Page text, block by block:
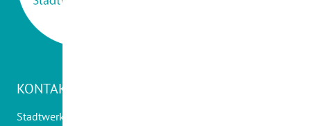
KONTAKT
Stadtwerke Wadern GmbH